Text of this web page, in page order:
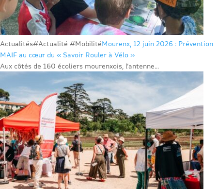
Actualités#Actualité #MobilitéMourenx, 12 juin 2026 : Prévention
MAIF au cœur du « Savoir Rouler à Vélo »
Aux côtés de 160 écoliers mourenxois, l’antenne...